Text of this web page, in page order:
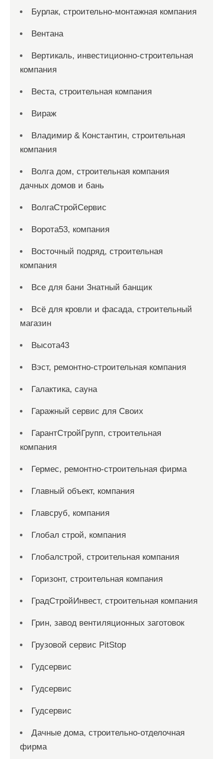
Бурлак, строительно-монтажная компания
Вентана
Вертикаль, инвестиционно-строительная
компания
Веста, строительная компания
Вираж
Владимир & Константин, строительная
компания
Волга дом, строительная компания
дачных домов и бань
ВолгаСтройСервис
Ворота53, компания
Восточный подряд, строительная
компания
Все для бани Знатный банщик
Всё для кровли и фасада, строительный
магазин
Высота43
Вэст, ремонтно-строительная компания
Галактика, сауна
Гаражный сервис для Своих
ГарантСтройГрупп, строительная
компания
Гермес, ремонтно-строительная фирма
Главный объект, компания
Главсруб, компания
Глобал строй, компания
Глобалстрой, строительная компания
Горизонт, строительная компания
ГрадСтройИнвест, строительная компания
Грин, завод вентиляционных заготовок
Грузовой сервис PitStop
Гудсервис
Гудсервис
Гудсервис
Дачные дома, строительно-отделочная
фирма